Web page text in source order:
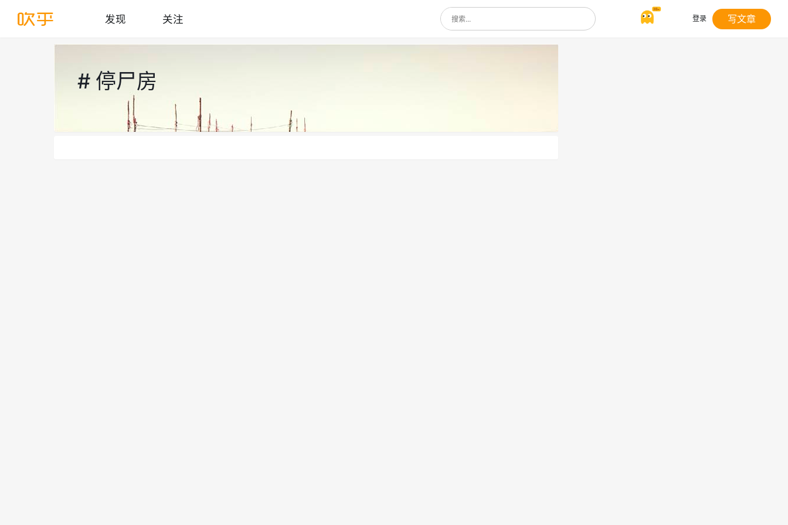
发现 关注 登录 写文章
# 停尸房